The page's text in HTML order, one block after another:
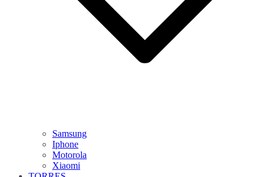
Samsung
Iphone
Motorola
Xiaomi